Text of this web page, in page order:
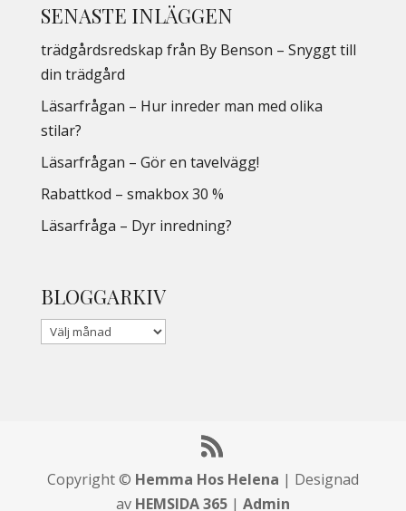
SENASTE INLÄGGEN
trädgårdsredskap från By Benson – Snyggt till
din trädgård
Läsarfrågan – Hur inreder man med olika
stilar?
Läsarfrågan – Gör en tavelvägg!
Rabattkod – smakbox 30 %
Läsarfråga – Dyr inredning?
BLOGGARKIV
Copyright © Hemma Hos Helena | Designad
av HEMSIDA 365| Admin